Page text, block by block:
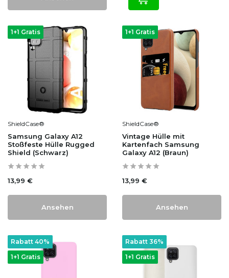
1+1 Gratis
ShieldCase®
Samsung Galaxy A12
Stoßfeste Hülle Rugged
Shield (Schwarz)
13,99 €
Ansehen
1+1 Gratis
ShieldCase®
Vintage Hülle mit
Kartenfach Samsung
Galaxy A12 (Braun)
13,99 €
Ansehen
1+1 Gratis
Rabatt 40%
1+1 Gratis
Rabatt 36%